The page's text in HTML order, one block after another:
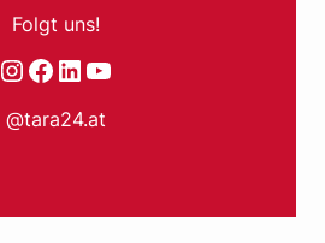
Folgt uns!
Instagram
Facebook
LinkedIn
YouTube
@tara24.at